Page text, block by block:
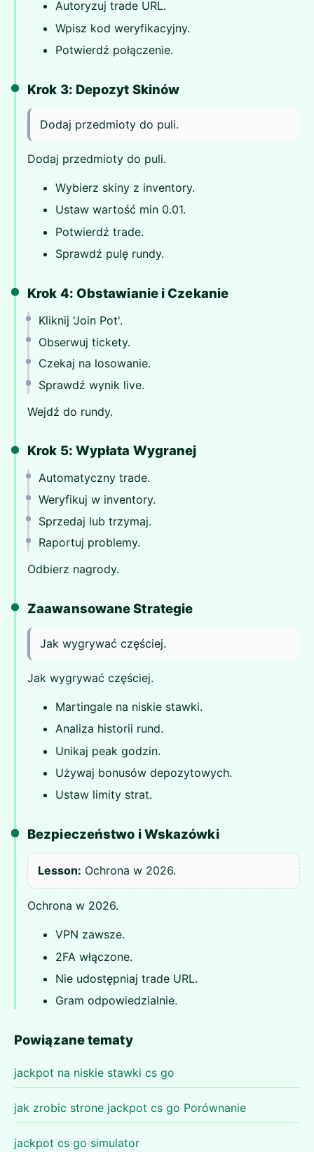
Autoryzuj trade URL.
Wpisz kod weryfikacyjny.
Potwierdź połączenie.
Krok 3: Depozyt Skinów
Dodaj przedmioty do puli.
Dodaj przedmioty do puli.
Wybierz skiny z inventory.
Ustaw wartość min 0.01.
Potwierdź trade.
Sprawdź pulę rundy.
Krok 4: Obstawianie i Czekanie
Kliknij 'Join Pot'.
Obserwuj tickety.
Czekaj na losowanie.
Sprawdź wynik live.
Wejdź do rundy.
Krok 5: Wypłata Wygranej
Automatyczny trade.
Weryfikuj w inventory.
Sprzedaj lub trzymaj.
Raportuj problemy.
Odbierz nagrody.
Zaawansowane Strategie
Jak wygrywać częściej.
Jak wygrywać częściej.
Martingale na niskie stawki.
Analiza historii rund.
Unikaj peak godzin.
Używaj bonusów depozytowych.
Ustaw limity strat.
Bezpieczeństwo i Wskazówki
Lesson: Ochrona w 2026.
Ochrona w 2026.
VPN zawsze.
2FA włączone.
Nie udostępniaj trade URL.
Gram odpowiedzialnie.
Powiązane tematy
jackpot na niskie stawki cs go
jak zrobic strone jackpot cs go Porównanie
jackpot cs go simulator